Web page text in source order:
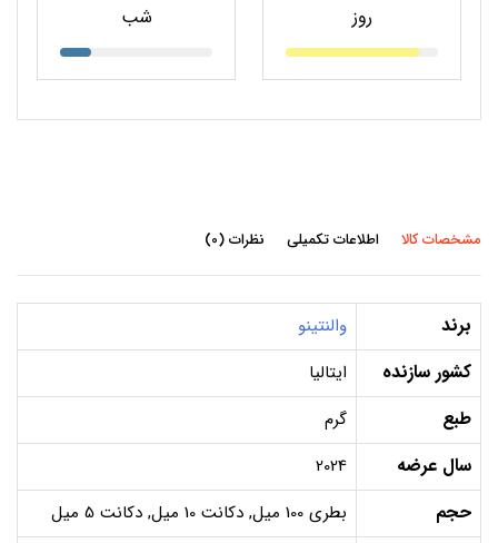
روز شب
مشخصات کالا اطلاعات تکمیلی نظرات (0)
برند والنتینو
کشور سازنده ایتالیا
طبع گرم
سال عرضه 2024
حجم بطری 100 میل, دکانت 10 میل, دکانت 5 میل